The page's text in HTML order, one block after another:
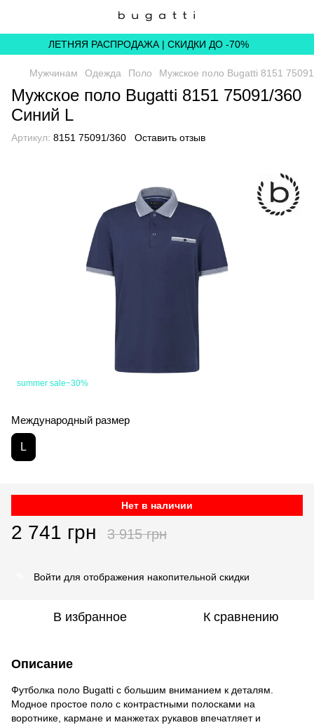
ЛЕТНЯЯ РАСПРОДАЖА | СКИДКИ ДО -70%
Мужчинам Одежда Поло Мужское поло Bugatti 8151
Мужское поло Bugatti 8151 75091/360
Синий L
Артикул: 8151 75091/360 Оставить отзыв
summer sale−30%
Международный размер
L
Нет в наличии
2 741 грн 3 915 грн
Войти для отображения накопительной скидки
В избранное К сравнению
Описание
Футболка поло Bugatti с большим вниманием к деталям.
Модное простое поло с контрастными полосками на
воротнике, кармане и манжетах рукавов впечатляет и